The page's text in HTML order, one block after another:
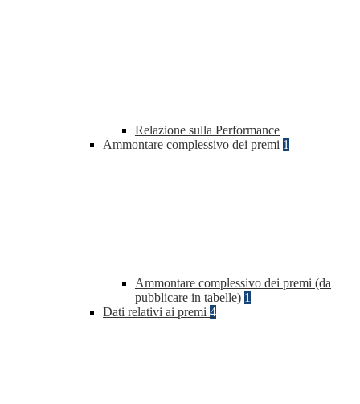
Relazione sulla Performance
Ammontare complessivo dei premi 1
Ammontare complessivo dei premi (da
pubblicare in tabelle) 1
Dati relativi ai premi 4